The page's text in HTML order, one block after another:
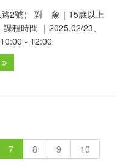
路2號） 對 象｜15歲以上
程時間 ｜2025.02/23、
- 12:00
7 8 9
10